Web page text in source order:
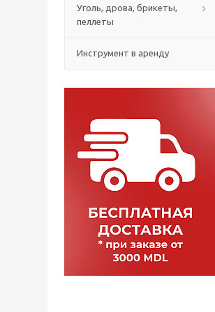
Уголь, дрова, брикеты,
пеллеты
Инструмент в аренду